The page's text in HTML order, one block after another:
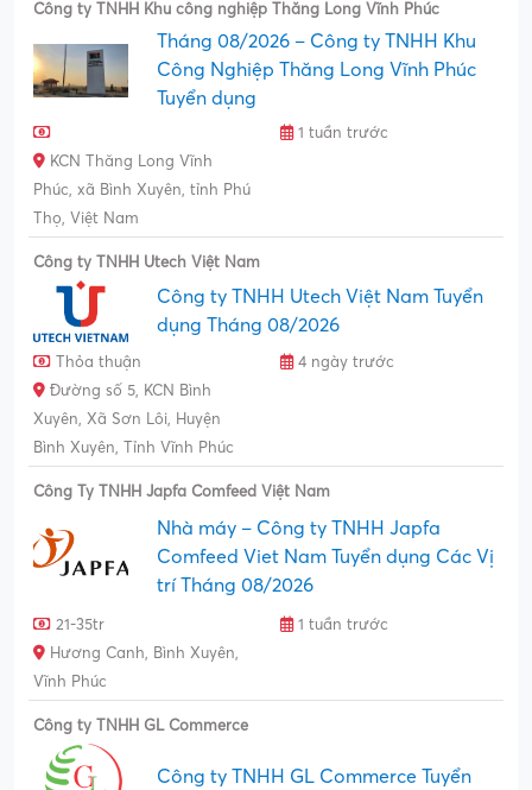
Công ty TNHH Khu công nghiệp Thăng Long Vĩnh Phúc
Tháng 08/2026 – Công ty TNHH Khu
Công Nghiệp Thăng Long Vĩnh Phúc
Tuyển dụng
1 tuần trước
KCN Thăng Long Vĩnh
Phúc, xã Bình Xuyên, tỉnh Phú
Thọ, Việt Nam
Công ty TNHH Utech Việt Nam
Công ty TNHH Utech Việt Nam Tuyển
dụng Tháng 08/2026
Thỏa thuận
4 ngày trước
Đường số 5, KCN Bình
Xuyên, Xã Sơn Lôi, Huyện
Bình Xuyên, Tỉnh Vĩnh Phúc
Công Ty TNHH Japfa Comfeed Việt Nam
Nhà máy – Công ty TNHH Japfa
Comfeed Viet Nam Tuyển dụng Các Vị
trí Tháng 08/2026
21-35tr
1 tuần trước
Hương Canh, Bình Xuyên,
Vĩnh Phúc
Công ty TNHH GL Commerce
Công ty TNHH GL Commerce Tuyển